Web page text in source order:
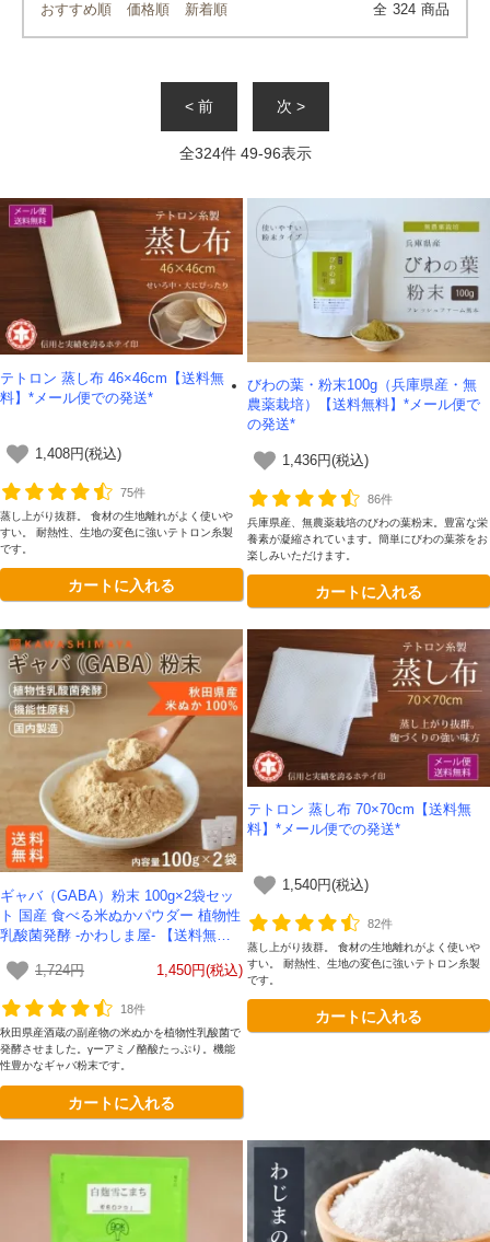
おすすめ順 価格順 新着順 全 324 商品
< 前 次 >
全324件 49-96表示
テトロン 蒸し布 46×46cm【送料無
料】*メール便での発送*
1,408円(税込)
75件
蒸し上がり抜群。 食材の生地離れがよく使いや
すい。 耐熱性、生地の変色に強いテトロン糸製
です。
カートに入れる
びわの葉・粉末100g（兵庫県産・無
農薬栽培）【送料無料】*メール便で
の発送*
1,436円(税込)
86件
兵庫県産、無農薬栽培のびわの葉粉末。豊富な栄
養素が凝縮されています。簡単にびわの葉茶をお
楽しみいただけます。
カートに入れる
ギャバ（GABA）粉末 100g×2袋セッ
ト 国産 食べる米ぬかパウダー 植物性
乳酸菌発酵 -かわしま屋- 【送料無
1,724円
1,450円(税込)
18件
秋田県産酒蔵の副産物の米ぬかを植物性乳酸菌で
発酵させました。γーアミノ酪酸たっぷり。機能
性豊かなギャバ粉末です。
カートに入れる
テトロン 蒸し布 70×70cm【送料無
料】*メール便での発送*
1,540円(税込)
82件
蒸し上がり抜群。 食材の生地離れがよく使いや
すい。 耐熱性、生地の変色に強いテトロン糸製
です。
カートに入れる